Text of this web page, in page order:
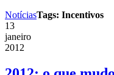
NotíciasTags: Incentivos
13
janeiro
2012